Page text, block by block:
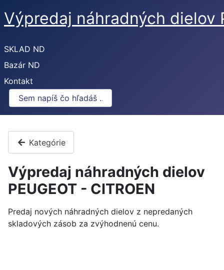
Výpredaj náhradných dielov
SKLAD ND
Bazár ND
Kontakt
Kategórie
Výpredaj náhradných dielov
PEUGEOT - CITROEN
Predaj nových náhradných dielov z nepredaných
skladových zásob za zvýhodnenú cenu.